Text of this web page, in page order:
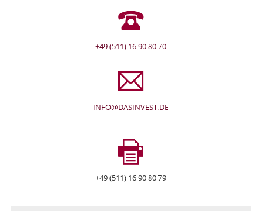
+49 (511) 16 90 80 70
INFO@DASINVEST.DE
+49 (511) 16 90 80 79